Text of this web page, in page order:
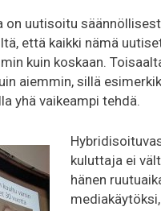
on uutisoitu
että kaikki nämä
kuin koskaan.
aiemmin, sillä
yhä vaikeampi tehdä.
kuluttaja ei
hänen